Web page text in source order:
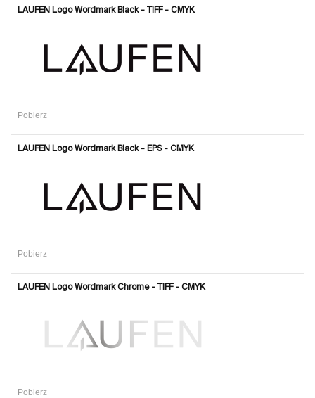
LAUFEN Logo Wordmark Black - TIFF - CMYK
Pobierz
LAUFEN Logo Wordmark Black - EPS - CMYK
Pobierz
LAUFEN Logo Wordmark Chrome - TIFF - CMYK
Pobierz